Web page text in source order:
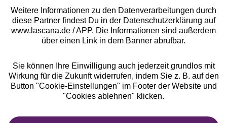
Weitere Informationen zu den Datenverarbeitungen durch
diese Partner findest Du in der Datenschutzerklärung auf
www.lascana.de / APP. Die Informationen sind außerdem
über einen Link in dem Banner abrufbar.
Sie können Ihre Einwilligung auch jederzeit grundlos mit
Wirkung für die Zukunft widerrufen, indem Sie z. B. auf den
Button "Cookie-Einstellungen" im Footer der Website und
"Cookies ablehnen" klicken.